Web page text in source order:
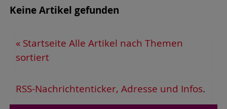
Keine Artikel gefunden
« Startseite Alle Artikel nach Themen
sortiert
RSS-Nachrichtenticker, Adresse und Infos.